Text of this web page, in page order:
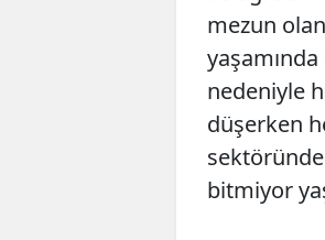
mezun
nedeniyle
düşerken
bitmiyor